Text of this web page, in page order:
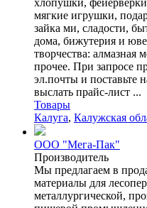
мягкие игрушки,
зайка ми, сладости,
дома, бижутерия и
творчества: алмазная
прочее. При запросе
эл.почты и поставьте
выслать прайс-лист ...
Товары
Калуга, Калужская
ООО "Мега-Пак"
Производитель
Мы предлагаем в
материалы для
металлургической,